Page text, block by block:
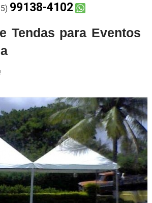
99138-4102
Tendas para Eventos